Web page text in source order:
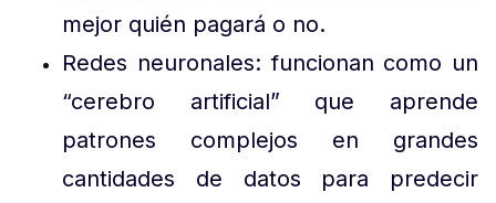
mejor quién pagará o no.
Redes neuronales: funcionan como un
“cerebro artificial” que aprende
patrones complejos en grandes
cantidades de datos para predecir